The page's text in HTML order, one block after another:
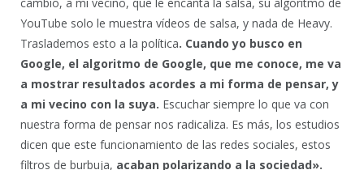
YouTube solo le muestra vídeos de salsa, y nada de Heavy.
Traslademos esto a la política. Cuando yo busco en
Google, el algoritmo de Google, que me conoce, me va
a mostrar resultados acordes a mi forma de pensar, y
a mi vecino con la suya. Escuchar siempre lo que va con
nuestra forma de pensar nos radicaliza. Es más, los estudios
dicen que este funcionamiento de las redes sociales, estos
filtros de burbuja, acaban polarizando a la sociedad».